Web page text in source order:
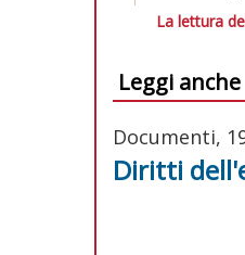
La lettura
Leggi anche
Documenti,
Diritti